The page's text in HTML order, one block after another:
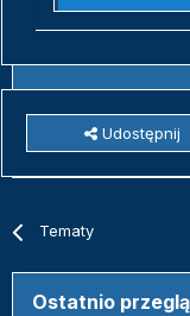
Udostępnij
Tematy
Ostatnio